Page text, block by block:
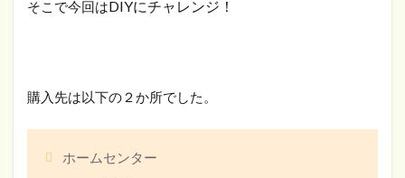
そこで今回はDIYにチャレンジ！
購入先は以下の２か所でした。
ホームセンター